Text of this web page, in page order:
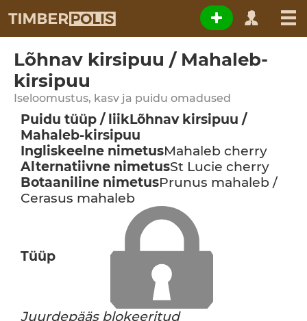
Lõhnav kirsipuu / Mahaleb-
kirsipuu
Iseloomustus, kasv ja puidu omadused
Puidu tüüp / liikLõhnav kirsipuu /
Mahaleb-kirsipuu
Ingliskeelne nimetusMahaleb cherry
Alternatiivne nimetusSt Lucie cherry
Botaaniline nimetusPrunus mahaleb /
Cerasus mahaleb
Tüüp
Juurdepääs blokeeritud